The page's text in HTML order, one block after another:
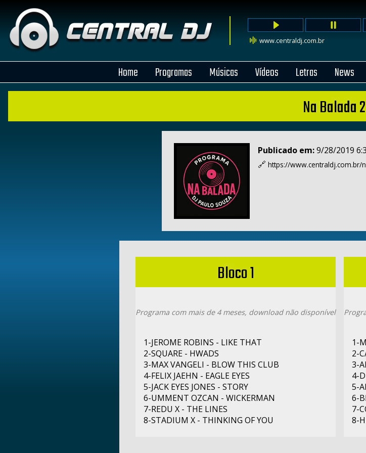
www.centraldj.com.br
Home Programas Músicas Vídeos Letras News
Na Balada
Publicado em:9/28/2019
🔗 https://www.centraldj.com.br/
Bloco 1
Programa com mais de 4 meses, download não disponível
1-JEROME ROBINS - LIKE THAT
2-SQUARE - HWADS
3-MAX VANGELI - BLOW THIS CLUB
4-FELIX JAEHN - EAGLE EYES
5-JACK EYES JONES - STORY
6-UMMENT OZCAN - WICKERMAN
7-REDU X - THE LINES
8-STADIUM X - THINKING OF YOU
1-
2-
3-
4-
5-
6-
7-
8-